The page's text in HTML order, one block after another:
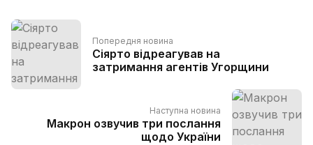
Попередня новина
Сіярто відреагував на
затримання агентів Угорщини
Наступна новина
Макрон озвучив три послання
щодо України